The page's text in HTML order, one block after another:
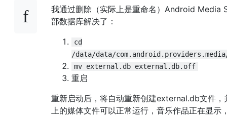
我通过删除（实际上是重命名）Android Media
部数据库解决了：
cd
/data/data/
mv external.db external.db.off
重启
重新启动后，将自动重新创建external.db文件
上的媒体文件可以正常运行，音乐作品正在显示